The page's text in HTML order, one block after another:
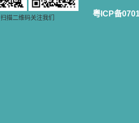
扫描二维码关注我们 粤ICP备